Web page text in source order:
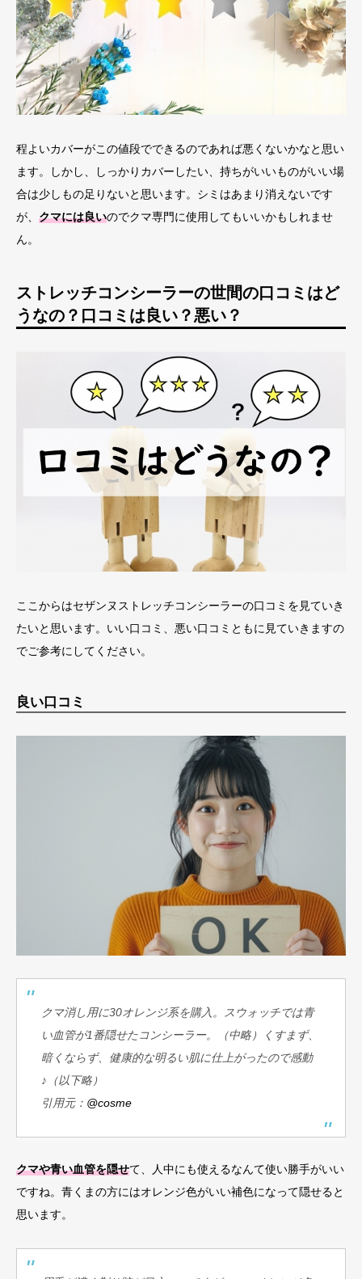
程よいカバーがこの値段でできるのであれば悪くないかなと思い
ます。しかし、しっかりカバーしたい、持ちがいいものがいい場
合は少しもの足りないと思います。シミはあまり消えないです
が、 クマには良いのでクマ専門に使用してもいいかもしれませ
ん。
ストレッチコンシーラーの世間の口コミはど
うなの？口コミは良い？悪い？
ここからはセザンヌストレッチコンシーラーの口コミを見ていき
たいと思います。いい口コミ、悪い口コミともに見ていきますの
でご参考にしてください。
良い口コミ​
クマ消し用に30オレンジ系を購入。スウォッチでは青
い血管が1番隠せたコンシーラー。（中略）くすまず、
暗くならず、健康的な明るい肌に仕上がったので感動
♪（以下略）
引用元： @cosme
クマや青い血管を隠せて、人中にも使えるなんて使い勝手がいい
ですね。青くまの方にはオレンジ色がいい補色になって隠せると
思います。